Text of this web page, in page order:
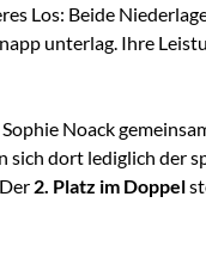
Los: Beide
unterlag. Ihre
Noack
sich dort lediglich der
2. Platz im Doppel